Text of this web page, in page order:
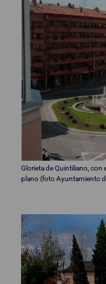
Glorieta de Quintiliano, con
plano (foto Ayuntamiento